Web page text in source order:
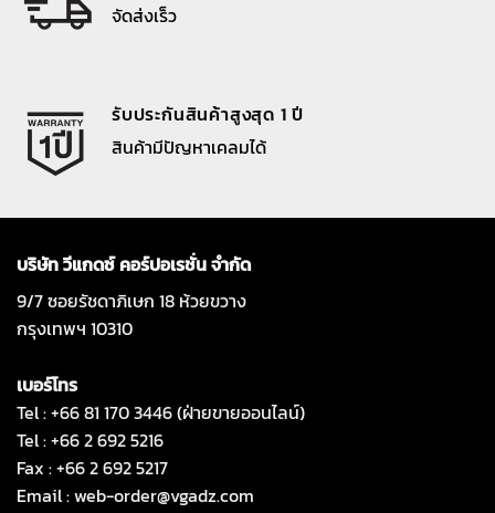
จัดส่งเร็ว
รับประกันสินค้าสูงสุด 1 ปี
สินค้ามีปัญหาเคลมได้
บริษัท วีแกดซ์ คอร์ปอเรชั่น จำกัด
9/7 ซอยรัชดาภิเษก 18 ห้วยขวาง
กรุงเทพฯ 10310
เบอร์โทร
Tel : +66 81 170 3446 (ฝ่ายขายออนไลน์)
Tel : +66 2 692 5216
Fax : +66 2 692 5217
Email :web-order@vgadz.com